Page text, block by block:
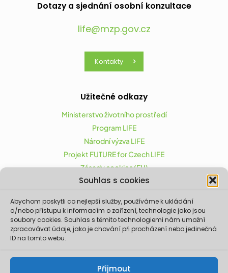
Souhlas s cookies
Abychom poskytli co nejlepší služby, používáme k ukládání
a/nebo přístupu k informacím o zařízení, technologie jako jsou
soubory cookies. Souhlas s těmito technologiemi nám umožní
zpracovávat údaje, jako je chování při procházení nebo jedinečná
ID na tomto webu.
Přijmout
Dotazy a sjednání osobní konzultace
life@mzp.gov.cz
Kontakty
Užitečné odkazy
Ministerstvo životního prostředí
Program LIFE
Národní výzva LIFE
Projekt FUTURE for Czech LIFE
Zásady cookies (EU)
Projekt FUTURE for Czech LIFE (LIFE21-CAP-CZ-LIFE
FOR CZECHIA) byl podpořen z finančního nástroje
Evropské unie LIFE.
Údaje a informace zveřejněné na těchto
Ministerstva životního prostředí a partnerů
projektu. Evropská komise není odpovědná za